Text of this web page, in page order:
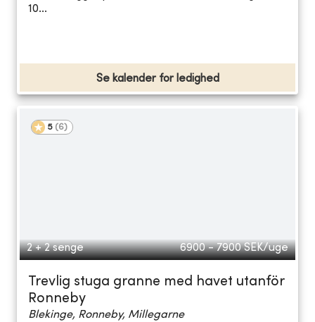
10...
Se kalender for ledighed
5 (6)
2 + 2 senge 6900 - 7900 SEK/uge
Trevlig stuga granne med havet utanför
Ronneby
Blekinge, Ronneby, Millegarne